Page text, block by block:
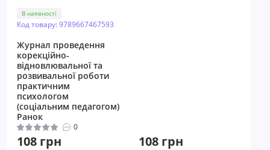
В наявності
Код товару: 9789667467593
Журнал проведення
корекційно-
відновлювальної та
розвивальної роботи
практичним
психологом
(соціальним педагогом)
Ранок
0
108 грн 108 грн